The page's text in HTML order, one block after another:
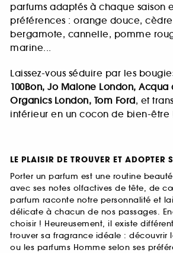
parfums adaptés à chaque saison
préférences : orange douce,
bergamote, cannelle, pomme
marine...
Laissez-vous séduire par les
100Bon, Jo Malone London,
Organics London, Tom Ford, et
intérieur en un cocon de bien-être
LE PLAISIR DE TROUVER ET ADOPTER
Porter un parfum est une routine
avec ses notes olfactives de tête, de
parfum raconte notre personnalité et
délicate à chacun de nos passages.
choisir ! Heureusement, il existe
trouver sa fragrance idéale : découvrir
ou les parfums Homme selon ses